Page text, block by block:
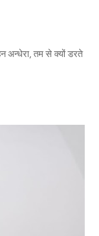
अन्धेरा, तम से क्यों डरते